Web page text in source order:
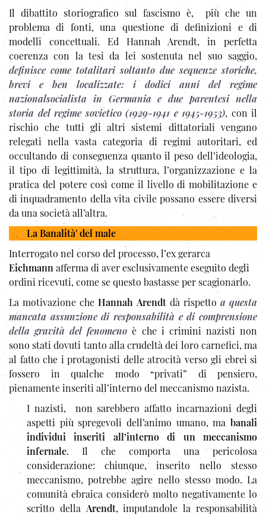
Il dibattito storiografico sul fascismo è, più che un
problema di fonti, una questione di definizioni e di
modelli concettuali. Ed Hannah Arendt, in perfetta
coerenza con la tesi da lei sostenuta nel suo saggio,
definisce come totalitari soltanto due sequenze storiche,
brevi e ben localizzate: i dodici anni del regime
nazionalsocialista in Germania e due parentesi nella
storia del regime sovietico (1929-1941 e 1945-1953), con il
rischio che tutti gli altri sistemi dittatoriali vengano
relegati nella vasta categoria di regimi autoritari, ed
occultando di conseguenza quanto il peso dell’ideologia,
il tipo di legittimità, la struttura, l’organizzazione e la
pratica del potere così come il livello di mobilitazione e
di inquadramento della vita civile possano essere diversi
da una società all’altra.
La Banalità' del male
Interrogato nel corso del processo, l’ex gerarca
Eichmann afferma di aver esclusivamente eseguito degli
ordini ricevuti, come se questo bastasse per scagionarlo.
La motivazione cheHannah Arendtdà rispetto a questa
mancata assunzione di responsabilità e di comprensione
della gravità del fenomeno è che i crimini nazisti non
sono stati dovuti tanto alla crudeltà dei loro carnefici, ma
al fatto che i protagonisti delle atrocità verso gli ebrei si
fossero in qualche modo “privati” di pensiero,
pienamente inseriti all’interno del meccanismo nazista.
I nazisti, non sarebbero affatto incarnazioni degli
aspetti più spregevoli dell’animo umano, ma banali
individui inseriti all’interno di un meccanismo
infernale. Il che comporta una pericolosa
considerazione: chiunque, inserito nello stesso
meccanismo, potrebbe agire nello stesso modo. La
comunità ebraica considerò molto negativamente lo
scritto della Arendt, imputandole la responsabilità